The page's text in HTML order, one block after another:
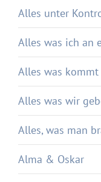
Alles unter
Alles was ich an
Alles was kommt
Alles was wir
Alles, was man
Alma & Oskar